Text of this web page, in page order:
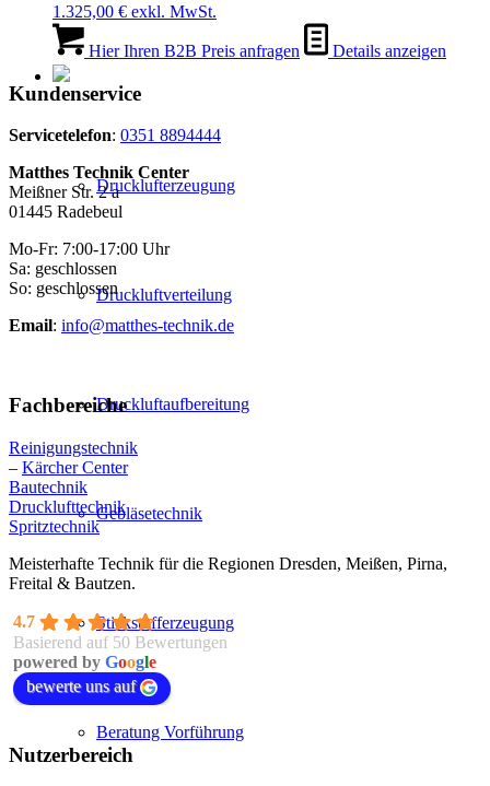
Drucklufterzeugung
Druckluftverteilung
Druckluftaufbereitung
Gebläsetechnik
Stickstofferzeugung
Beratung Vorführung
1.325,00 € exkl. MwSt.
Hier Ihren B2B Preis anfragen Details anzeigen
Kundenservice
Servicetelefon: 0351 8894444
Matthes Technik Center
Meißner Str. 2 a
01445 Radebeul
Mo-Fr: 7:00-17:00 Uhr
Sa: geschlossen
So: geschlossen
Email: info@matthes-technik.de
Fachbereiche
Reinigungstechnik
– Kärcher Center
Bautechnik
Drucklufttechnik
Spritztechnik
Meisterhafte Technik für die Regionen Dresden, Meißen, Pirna,
Freital & Bautzen.
4.7
Basierend auf 50 Bewertungen
powered by Google
bewerte uns auf
Nutzerbereich